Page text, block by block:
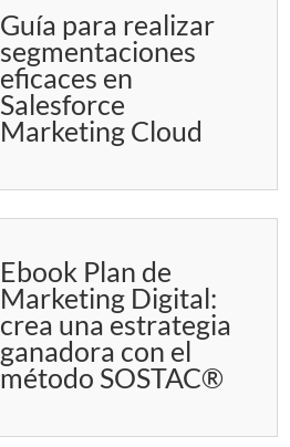
Guía para realizar
segmentaciones
eficaces en
Salesforce
Marketing Cloud
Ebook Plan de
Marketing Digital:
crea una estrategia
ganadora con el
método SOSTAC®